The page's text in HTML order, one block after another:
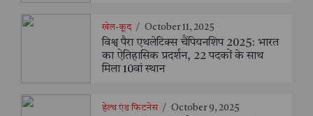
खेल-कूद / October 11, 2025
विश्व पैरा एथलेटिक्स चैंपियनशिप 2025: भारत
का ऐतिहासिक प्रदर्शन, 22 पदकों के साथ
मिला 10वां स्थान
हेल्थ एंड फिटनेस / October 9, 2025